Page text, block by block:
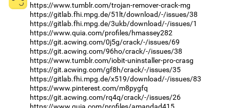
https://www.tumblr.com/trojan-remover-crack-mg
https://gitlab.fhi.mpg.de/51lt/download/-/issues/38
https://gitlab.fhi.mpg.de/3ukb/download/-/issues/1
https://www.quia.com/profiles/hmassey282
https://git.acwing.com/0j5g/crack/-/issues/69
https://git.acwing.com/96ho/crack/-/issues/38
https://www.tumblr.com/iobit-uninstaller-pro-crasg
https://git.acwing.com/gf8h/crack/-/issues/35
https://gitlab.fhi.mpg.de/x519/download/-/issues/83
https://www.pinterest.com/m8pygfq
https://git.acwing.com/rq4q/crack/-/issues/26
https://www.quia.com/profiles/amandad415